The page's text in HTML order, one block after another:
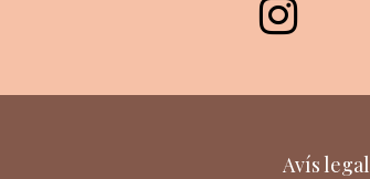
Avís legal